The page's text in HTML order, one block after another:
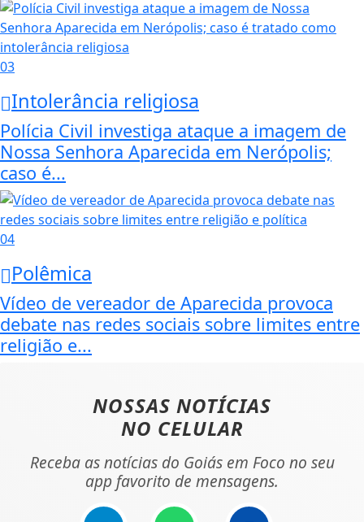
03
Intolerância religiosa
Polícia Civil investiga ataque a imagem de
Nossa Senhora Aparecida em Nerópolis;
caso é...
04
Polêmica
Vídeo de vereador de Aparecida provoca
debate nas redes sociais sobre limites entre
religião e...
NOSSAS NOTÍCIAS
NO CELULAR
Receba as notícias do Goiás em Foco no seu
app favorito de mensagens.